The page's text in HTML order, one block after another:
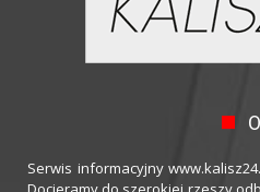
Serwis informacyjny